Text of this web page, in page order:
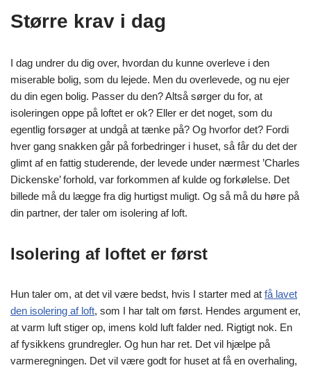
Større krav i dag
I dag undrer du dig over, hvordan du kunne overleve i den
miserable bolig, som du lejede. Men du overlevede, og nu ejer
du din egen bolig. Passer du den? Altså sørger du for, at
isoleringen oppe på loftet er ok? Eller er det noget, som du
egentlig forsøger at undgå at tænke på? Og hvorfor det? Fordi
hver gang snakken går på forbedringer i huset, så får du det der
glimt af en fattig studerende, der levede under nærmest ’Charles
Dickenske’ forhold, var forkommen af kulde og forkølelse. Det
billede må du lægge fra dig hurtigst muligt. Og så må du høre på
din partner, der taler om isolering af loft.
Isolering af loftet er først
Hun taler om, at det vil være bedst, hvis I starter med at få lavet
den isolering af loft, som I har talt om først. Hendes argument er,
at varm luft stiger op, imens kold luft falder ned. Rigtigt nok. En
af fysikkens grundregler. Og hun har ret. Det vil hjælpe på
varmeregningen. Det vil være godt for huset at få en overhaling,